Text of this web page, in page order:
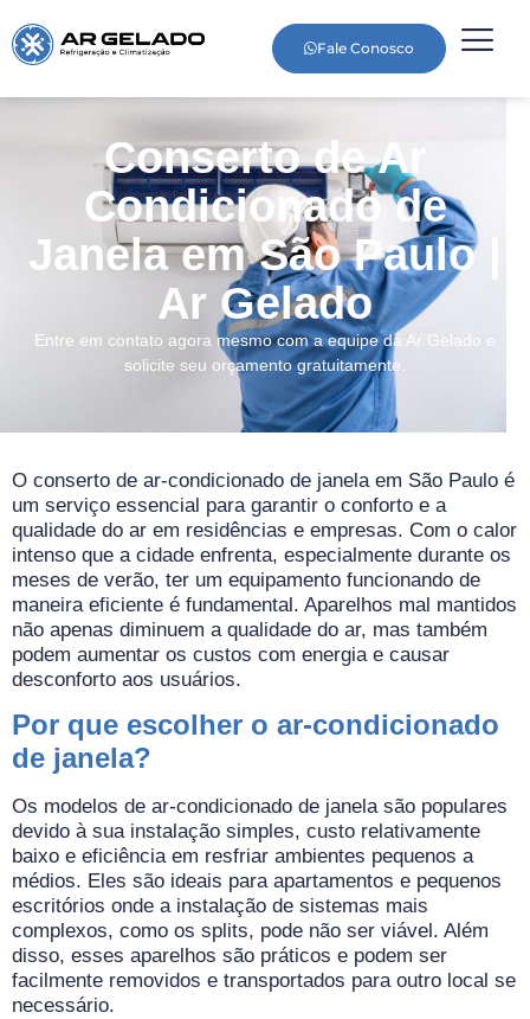
Fale Conosco
Conserto de Ar
Condicionado de
Janela em São Paulo |
Ar Gelado
Entre em contato agora mesmo com a equipe da Ar Gelado e
solicite seu orçamento gratuitamente.
O conserto de ar-condicionado de janela em São Paulo é
um serviço essencial para garantir o conforto e a
qualidade do ar em residências e empresas. Com o calor
intenso que a cidade enfrenta, especialmente durante os
meses de verão, ter um equipamento funcionando de
maneira eficiente é fundamental. Aparelhos mal mantidos
não apenas diminuem a qualidade do ar, mas também
podem aumentar os custos com energia e causar
desconforto aos usuários.
Por que escolher o ar-condicionado
de janela?
Os modelos de ar-condicionado de janela são populares
devido à sua instalação simples, custo relativamente
baixo e eficiência em resfriar ambientes pequenos a
médios. Eles são ideais para apartamentos e pequenos
escritórios onde a instalação de sistemas mais
complexos, como os splits, pode não ser viável. Além
disso, esses aparelhos são práticos e podem ser
facilmente removidos e transportados para outro local se
necessário.